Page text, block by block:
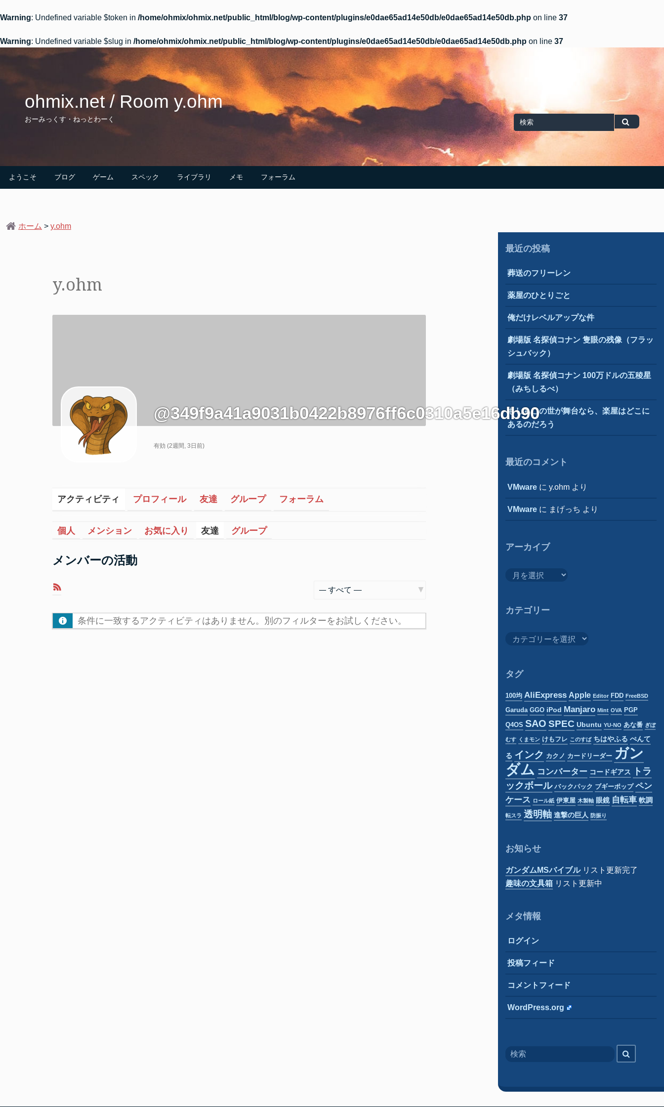
Warning: Undefined variable $token in /home/ohmix/ohmix.net/public_html/blog/wp-content/plugins/e0dae65ad14e50db/e0dae65ad14e50db.php on line 37
Warning: Undefined variable $slug in /home/ohmix/ohmix.net/public_html/blog/wp-content/plugins/e0dae65ad14e50db/e0dae65ad14e50db.php on line 37
ohmix.net / Room y.ohm
おーみっくす・ねっとわーく
Search
for
ようこそ ブログ ゲーム スペック ライブラリ メモ フォーラム
ホーム > y.ohm
y.ohm
@349f9a41a9031b0422b8976ff6c0310a5e16db90
有効 (2週間, 3日前)
アクティビティ プロフィール 友達 グループ フォーラム
個人 メンション お気に入り 友達 グループ
メンバーの活動
RSS
ィ
ー
示:
条件に一致するアクティビティはありません。別のフィルターをお試しください。
最近の投稿
葬送のフリーレン
薬屋のひとりごと
俺だけレベルアップな件
劇場版 名探偵コナン 隻眼の残像（フラッ
シュバック）
劇場版 名探偵コナン 100万ドルの五稜星
（みちしるべ）
もしもこの世が舞台なら、楽屋はどこに
あるのだろう
最近のコメント
VMware に y.ohm より
VMware に まげっち より
アーカイブ
イ
カテゴリー
リ
タグ
100均 AliExpress Apple Editor FDD FreeBSD
Garuda GGO iPod Manjaro Mint OVA PGP
Q4OS SAO SPEC Ubuntu YU-NO あな番 ぎぼ
むす くまモン けもフレ このすば ちはやふる ぺんて
る インク カクノ カードリーダー ガン
ダム コンバーター コードギアス
トラ
ックボール バックパック ブギーポップ ペン
ケース ロール紙 伊東屋 木製軸 眼鏡 自転車 軟調
転スラ 透明軸 進撃の巨人 防振り
お知らせ
ガンダムMSバイブルリスト更新完了
趣味の文具箱 リスト更新中
メタ情報
ログイン
投稿フィード
コメントフィード
WordPress.org
for
索